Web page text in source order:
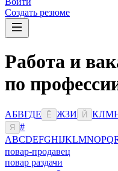
Создать резюме
Работа и
по
АБВГДЕ Ё ЖЗИ Й КЛМ
Я
#
ABCDEFGHIJKLMNOPQ
повар-продавец
повар раздачи